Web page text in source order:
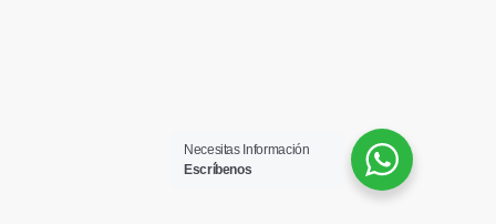
Necesitas Información
Escríbenos